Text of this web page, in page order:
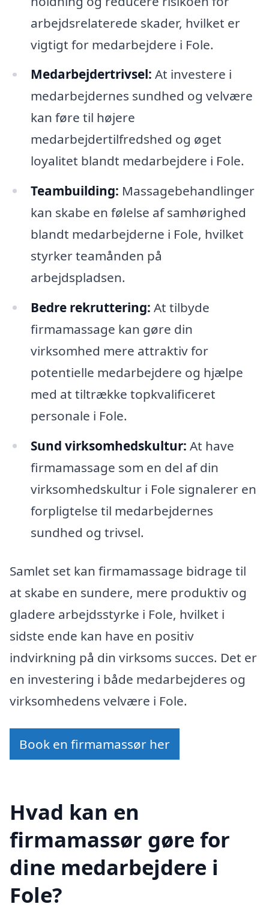
arbejdsrelaterede skader, hvilket er
vigtigt for medarbejdere i Fole.
Medarbejdertrivsel: At investere i
medarbejdernes sundhed og velvære
kan føre til højere
medarbejdertilfredshed og øget
loyalitet blandt medarbejdere i Fole.
Teambuilding: Massagebehandlinger
kan skabe en følelse af samhørighed
blandt medarbejderne i Fole, hvilket
styrker teamånden på
arbejdspladsen.
Bedre rekruttering: At tilbyde
firmamassage kan gøre din
virksomhed mere attraktiv for
potentielle medarbejdere og hjælpe
med at tiltrække topkvalificeret
personale i Fole.
Sund virksomhedskultur: At have
firmamassage som en del af din
virksomhedskultur i Fole signalerer en
forpligtelse til medarbejdernes
sundhed og trivsel.
Samlet set kan firmamassage bidrage til
at skabe en sundere, mere produktiv og
gladere arbejdsstyrke i Fole, hvilket i
sidste ende kan have en positiv
indvirkning på din virksoms succes. Det er
en investering i både medarbejderes og
virksomhedens velvære i Fole.
Book en firmamassør her
Hvad kan en
firmamassør gøre for
dine medarbejdere i
Fole?